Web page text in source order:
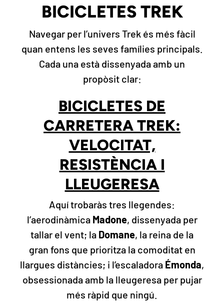
BICICLETES TREK
Navegar per l’univers Trek és més fàcil
quan entens les seves famílies principals.
Cada una està dissenyada amb un
propòsit clar:
BICICLETES DE
CARRETERA TREK:
VELOCITAT,
RESISTÈNCIA I
LLEUGERESA
Aquí trobaràs tres llegendes:
l’aerodinàmica Madone, dissenyada per
tallar el vent; la Domane, la reina de la
gran fons que prioritza la comoditat en
llargues distàncies; i l’escaladora Émonda,
obsessionada amb la lleugeresa per pujar
més ràpid que ningú.